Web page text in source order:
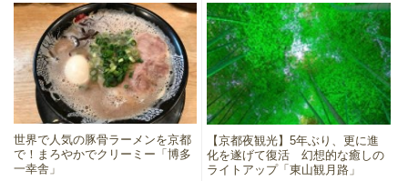
世界で人気の豚骨ラーメンを京都
で！まろやかでクリーミー「博多
一幸舎」
【京都夜観光】5年ぶり、更に進
化を遂げて復活 幻想的な癒しの
ライトアップ「東山観月路」